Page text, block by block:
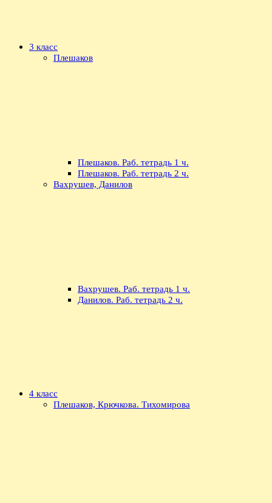
3 класс
Плешаков
Плешаков. Раб. тетрадь 1 ч.
Плешаков. Раб. тетрадь 2 ч.
Вахрушев, Данилов
Вахрушев. Раб. тетрадь 1 ч.
Данилов. Раб. тетрадь 2 ч.
4 класс
Плешаков, Крючкова. Тихомирова